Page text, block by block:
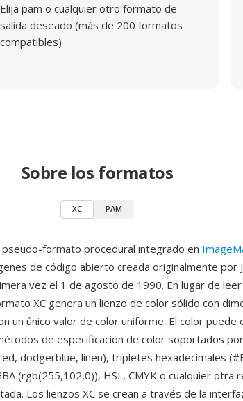
Elija pam o cualquier otro formato de
salida deseado (más de 200 formatos
compatibles)
Sobre los formatos
XC PAM
pseudo-formato procedural integrado en
de código abierto creada originalmente por
vez el 1 de agosto de 1990. En lugar de
XC genera un lienzo de color sólido con
un único valor de color uniforme. El color puede
de especificación de color soportados
dodgerblue, linen), tripletes hexadecimales
(rgb(255,102,0)), HSL, CMYK o cualquier otra
Los lienzos XC se crean a través de la